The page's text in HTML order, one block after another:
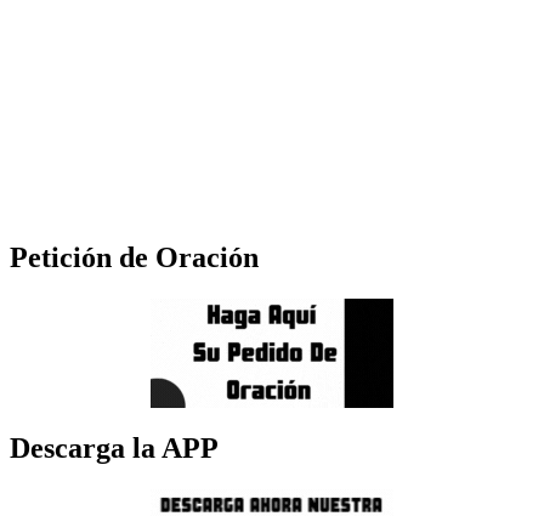
Petición de Oración
Descarga la APP